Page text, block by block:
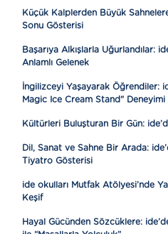
Küçük Kalplerden Büyük
Sonu Gösterisi
Başarıya Alkışlarla Uğurlandılar:
Anlamlı Gelenek
İngilizceyi Yaşayarak Öğrendiler:
Magic Ice Cream Stand" Deneyimi
Kültürleri Buluşturan Bir Gün:
Dil, Sanat ve Sahne Bir Arada:
Tiyatro Gösterisi
ide okulları Mutfak Atölyesi’nde
Keşif
Hayal Gücünden Sözcüklere: